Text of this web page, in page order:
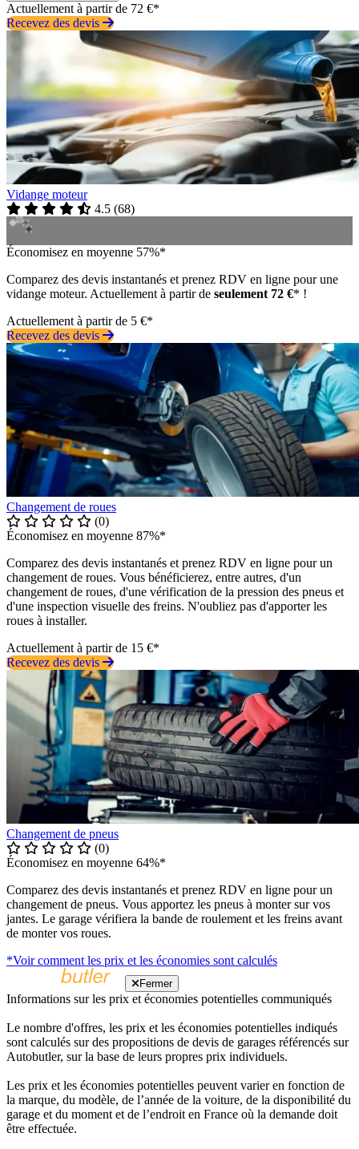
Actuellement à partir de 72 €*
Recevez des devis
Vidange moteur
4.5 (68)
Économisez en moyenne 57%*
Comparez des devis instantanés et prenez RDV en ligne pour une
vidange moteur. Actuellement à partir de seulement 72 €* !
Actuellement à partir de 5 €*
Recevez des devis
Changement de roues
(0)
Économisez en moyenne 87%*
Comparez des devis instantanés et prenez RDV en ligne pour un
changement de roues. Vous bénéficierez, entre autres, d'un
changement de roues, d'une vérification de la pression des pneus et
d'une inspection visuelle des freins. N'oubliez pas d'apporter les
roues à installer.
Actuellement à partir de 15 €*
Recevez des devis
Changement de pneus
(0)
Économisez en moyenne 64%*
Comparez des devis instantanés et prenez RDV en ligne pour un
changement de pneus. Vous apportez les pneus à monter sur vos
jantes. Le garage vérifiera la bande de roulement et les freins avant
de monter vos roues.
*Voir comment les prix et les économies sont calculés
Fermer
Informations sur les prix et économies potentielles communiqués
Le nombre d'offres, les prix et les économies potentielles indiqués
sont calculés sur des propositions de devis de garages référencés sur
Autobutler, sur la base de leurs propres prix individuels.
Les prix et les économies potentielles peuvent varier en fonction de
la marque, du modèle, de l’année de la voiture, de la disponibilité du
garage et du moment et de l’endroit en France où la demande doit
être effectuée.